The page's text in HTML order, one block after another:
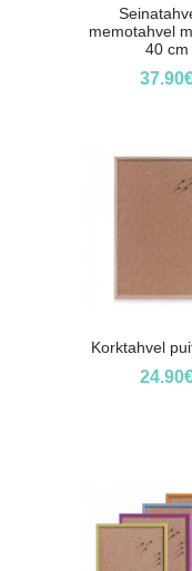
memotahvel
40 cm
37.90
Korktahvel
24.90